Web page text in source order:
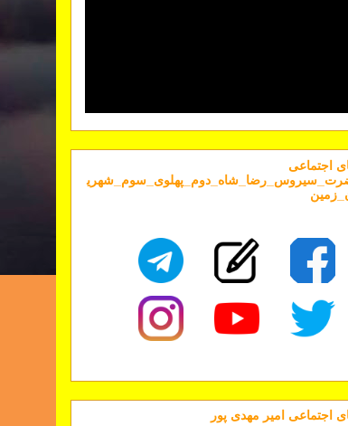
اجتماعی
اجتماعی امیر مهدی پور